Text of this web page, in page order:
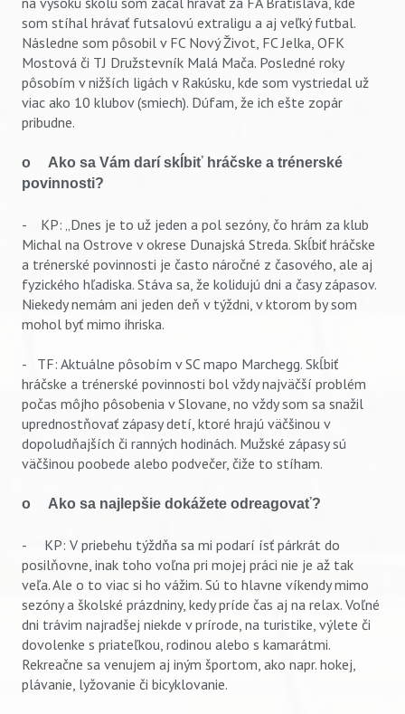
som stíhal hrávať futsalovú extraligu a aj veľký futbal.
Následne som pôsobil v FC Nový Život, FC Jelka, OFK
Mostová či TJ Družstevník Malá Mača. Posledné roky
pôsobím v nižších ligách v Rakúsku, kde som vystriedal už
viac ako 10 klubov (smiech). Dúfam, že ich ešte zopár
pribudne.
o Ako sa Vám darí skĺbiť hráčske a trénerské
povinnosti?
- KP: „Dnes je to už jeden a pol sezóny, čo hrám za klub
Michal na Ostrove v okrese Dunajská Streda. Skĺbiť hráčske
a trénerské povinnosti je často náročné z časového, ale aj
fyzického hľadiska. Stáva sa, že kolidujú dni a časy zápasov.
Niekedy nemám ani jeden deň v týždni, v ktorom by som
mohol byť mimo ihriska.
- TF: Aktuálne pôsobím v SC mapo Marchegg. Skĺbiť
hráčske a trénerské povinnosti bol vždy najväčší problém
počas môjho pôsobenia v Slovane, no vždy som sa snažil
uprednostňovať zápasy detí, ktoré hrajú väčšinou v
dopoludňajších či ranných hodinách. Mužské zápasy sú
väčšinou poobede alebo podvečer, čiže to stíham.
o Ako sa najlepšie dokážete odreagovať?
- KP: V priebehu týždňa sa mi podarí ísť párkrát do
posilňovne, inak toho voľna pri mojej práci nie je až tak
veľa. Ale o to viac si ho vážim. Sú to hlavne víkendy mimo
sezóny a školské prázdniny, kedy príde čas aj na relax. Voľné
dni trávim najradšej niekde v prírode, na turistike, výlete či
dovolenke s priateľkou, rodinou alebo s kamarátmi.
Rekreačne sa venujem aj iným športom, ako napr. hokej,
plávanie, lyžovanie či bicyklovanie.